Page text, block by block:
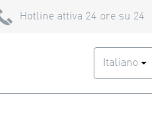
Hotline attiva 24 ore su 24
Italiano